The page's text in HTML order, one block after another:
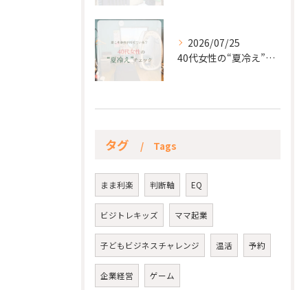
2026/07/25
40代女性の“夏冷え”チェック☀️
タグ Tags
まま利楽 判断軸 EQ
ビジトレキッズ ママ起業
子どもビジネスチャレンジ 温活 予約
企業経営 ゲーム